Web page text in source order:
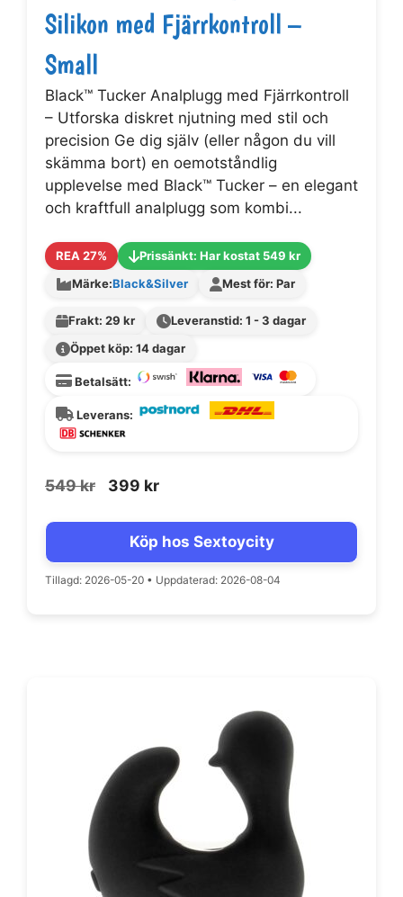
Silikon med Fjärrkontroll –
Small
Black™ Tucker Analplugg med Fjärrkontroll
– Utforska diskret njutning med stil och
precision Ge dig själv (eller någon du vill
skämma bort) en oemotståndlig
upplevelse med Black™ Tucker – en elegant
och kraftfull analplugg som kombi...
REA 27%
Prissänkt: Har kostat 549 kr
Märke:Black&Silver Mest för: Par
Frakt: 29 kr
Leveranstid: 1 - 3 dagar
Öppet köp: 14 dagar
Betalsätt:
Leverans:
549kr
Det
priset
549 kr.
399 krDet
priset
399 kr.
Köp hos Sextoycity
Tillagd: 2026-05-20 • Uppdaterad: 2026-08-04